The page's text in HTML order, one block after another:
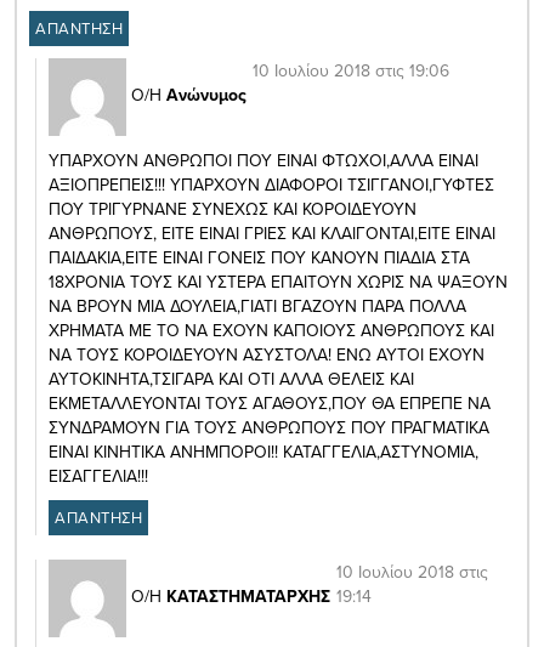
ΑΠΑΝΤΗΣΗ
Ο/Η Ανώνυμος
10 Ιουλίου 2018 στις 19:06
ΥΠΑΡΧΟΥΝ ΑΝΘΡΩΠΟΙ ΠΟΥ ΕΙΝΑΙ ΦΤΩΧΟΙ,ΑΛΛΑ ΕΙΝΑΙ
ΑΞΙΟΠΡΕΠΕΙΣ!!! ΥΠΑΡΧΟΥΝ ΔΙΑΦΟΡΟΙ ΤΣΙΓΓΑΝΟΙ,ΓΥΦΤΕΣ
ΠΟΥ ΤΡΙΓΥΡΝΑΝΕ ΣΥΝΕΧΩΣ ΚΑΙ ΚΟΡΟΙΔΕΥΟΥΝ
ΑΝΘΡΩΠΟΥΣ, ΕΙΤΕ ΕΙΝΑΙ ΓΡΙΕΣ ΚΑΙ ΚΛΑΙΓΟΝΤΑΙ,ΕΙΤΕ ΕΙΝΑΙ
ΠΑΙΔΑΚΙΑ,ΕΙΤΕ ΕΙΝΑΙ ΓΟΝΕΙΣ ΠΟΥ ΚΑΝΟΥΝ ΠΙΑΔΙΑ ΣΤΑ
18ΧΡΟΝΙΑ ΤΟΥΣ ΚΑΙ ΥΣΤΕΡΑ ΕΠΑΙΤΟΥΝ ΧΩΡΙΣ ΝΑ ΨΑΞΟΥΝ
ΝΑ ΒΡΟΥΝ ΜΙΑ ΔΟΥΛΕΙΑ,ΓΙΑΤΙ ΒΓΑΖΟΥΝ ΠΑΡΑ ΠΟΛΛΑ
ΧΡΗΜΑΤΑ ΜΕ ΤΟ ΝΑ ΕΧΟΥΝ ΚΑΠΟΙΟΥΣ ΑΝΘΡΩΠΟΥΣ ΚΑΙ
ΝΑ ΤΟΥΣ ΚΟΡΟΙΔΕΥΟΥΝ ΑΣΥΣΤΟΛΑ! ΕΝΩ ΑΥΤΟΙ ΕΧΟΥΝ
ΑΥΤΟΚΙΝΗΤΑ,ΤΣΙΓΑΡΑ ΚΑΙ ΟΤΙ ΑΛΛΑ ΘΕΛΕΙΣ ΚΑΙ
ΕΚΜΕΤΑΛΛΕΥΟΝΤΑΙ ΤΟΥΣ ΑΓΑΘΟΥΣ,ΠΟΥ ΘΑ ΕΠΡΕΠΕ ΝΑ
ΣΥΝΔΡΑΜΟΥΝ ΓΙΑ ΤΟΥΣ ΑΝΘΡΩΠΟΥΣ ΠΟΥ ΠΡΑΓΜΑΤΙΚΑ
ΕΙΝΑΙ ΚΙΝΗΤΙΚΑ ΑΝΗΜΠΟΡΟΙ!! ΚΑΤΑΓΓΕΛΙΑ,ΑΣΤΥΝΟΜΙΑ,
ΕΙΣΑΓΓΕΛΙΑ!!!
ΑΠΑΝΤΗΣΗ
Ο/Η ΚΑΤΑΣΤΗΜΑΤΑΡΧΗΣ
10 Ιουλίου 2018 στις
19:14